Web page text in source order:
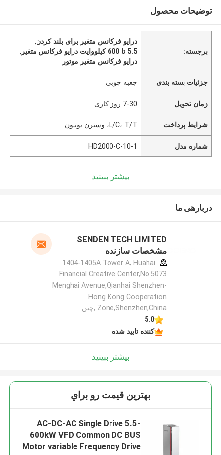
توضیحات محصول
برجسته:
درایو فرکانس متغیر برای بلند کردن,
5.5 تا 600 کيلووايت درایو فرکانس متغیر
,
درایو فرکانس متغیر موتور
جزئیات بسته بندی جعبه چوبی
زمان تحویل 7-30 روز کاری
شرایط پرداخت L/C، T/T، وسترن یونیون
شماره مدل HD2000-C-10-1
بیشتر ببینید
دربارهی ما
SENDEN TECH LIMITED
مشخصات سازنده
1404-1405A Tower A, Huahai
Financial Creative Center,No.5073
Menghai Avenue,Qianhai Shenzhen-
Hong Kong Cooperation
Zone,Shenzhen,China ,چین
5.0
کننده تایید شده
بیشتر ببینید
بهترين قيمت رو براي
AC-DC-AC Single Drive 5.5-
600kW VFD Common DC BUS
Motor variable Frequency Drive